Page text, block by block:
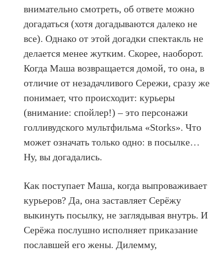
внимательно смотреть, об ответе можно
догадаться (хотя догадываются далеко не
все). Однако от этой догадки спектакль не
делается менее жутким. Скорее, наоборот.
Когда Маша возвращается домой, то она, в
отличие от незадачливого Сережи, сразу же
понимает, что происходит: курьеры
(внимание: спойлер!) – это персонажи
голливудского мультфильма «Storks». Что
может означать только одно: в посылке…
Ну, вы догадались.
Как поступает Маша, когда выпроваживает
курьеров? Да, она заставляет Серёжу
выкинуть посылку, не заглядывая внутрь. И
Серёжа послушно исполняет приказание
пославшей его жены. Дилемму,